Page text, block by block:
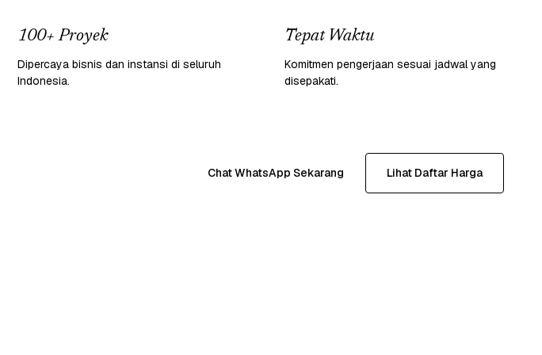
100+ Proyek
Dipercaya bisnis dan instansi di seluruh
Indonesia.
Tepat Waktu
Komitmen pengerjaan sesuai jadwal yang
disepakati.
Chat WhatsApp Sekarang Lihat Daftar Harga